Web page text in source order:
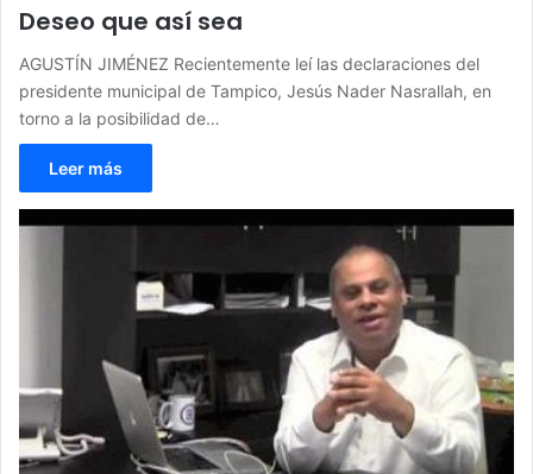
Deseo que así sea
AGUSTÍN JIMÉNEZ Recientemente leí las declaraciones del
presidente municipal de Tampico, Jesús Nader Nasrallah, en
torno a la posibilidad de…
Leer más